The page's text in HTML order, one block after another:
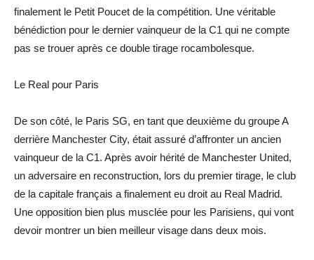
finalement le Petit Poucet de la compétition. Une véritable
bénédiction pour le dernier vainqueur de la C1 qui ne compte
pas se trouer après ce double tirage rocambolesque.
Le Real pour Paris
De son côté, le Paris SG, en tant que deuxième du groupe A
derrière Manchester City, était assuré d’affronter un ancien
vainqueur de la C1. Après avoir hérité de Manchester United,
un adversaire en reconstruction, lors du premier tirage, le club
de la capitale français a finalement eu droit au Real Madrid.
Une opposition bien plus musclée pour les Parisiens, qui vont
devoir montrer un bien meilleur visage dans deux mois.